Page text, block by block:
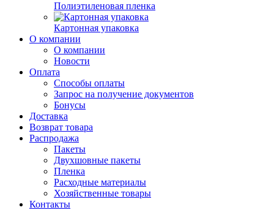
Полиэтиленовая пленка
Картонная упаковка
О компании
О компании
Новости
Оплата
Способы оплаты
Запрос на получение документов
Бонусы
Доставка
Возврат товара
Распродажа
Пакеты
Двухшовные пакеты
Пленка
Расходные материалы
Хозяйственные товары
Контакты